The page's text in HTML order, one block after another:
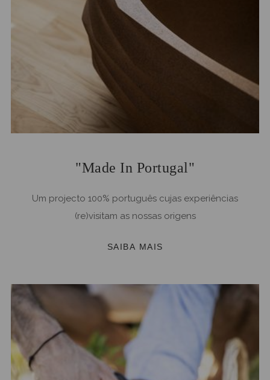
"Made In Portugal"
Um projecto 100% português cujas experiências
(re)visitam as nossas origens
SAIBA MAIS